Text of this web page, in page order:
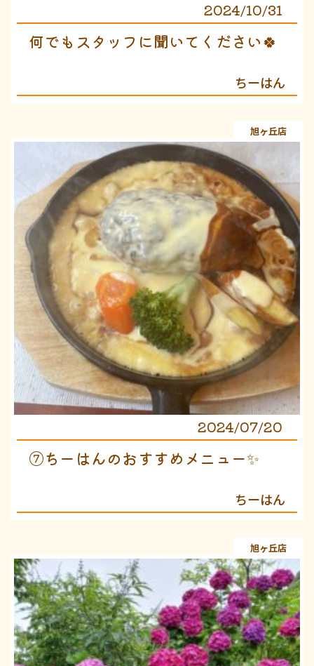
2024/10/31
何でもスタッフに聞いてください🍀
ちーはん
旭ヶ丘店
2024/07/20
⑦ちーはんのおすすめメニュー✨
ちーはん
旭ヶ丘店